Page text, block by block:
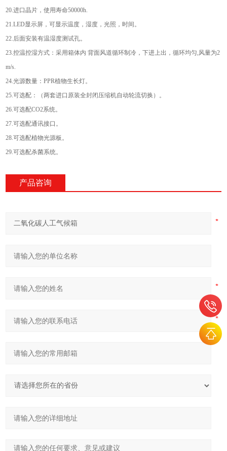
20.进口晶片，使用寿命50000h.
21.LED显示屏，可显示温度，湿度，光照，时间。
22.后面安装有温湿度测试孔。
23.控温控湿方式：采用箱体内 背面风道循环制冷，下进上出，循环均匀,风量为2
m/s.
24.光源数量：PPR植物生长灯。
25.可选配：（两套进口原装全封闭压缩机自动轮流切换）。
26.可选配CO2系统。
27.可选配通讯接口。
28.可选配植物光源板。
29.可选配杀菌系统。
产品咨询